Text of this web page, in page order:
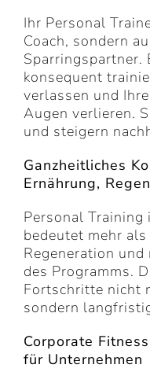
Ihr Personal
Coach, sondern
Sparringspartner.
konsequent
verlassen und
Augen verlieren.
und steigern
Ganzheitliches
Ernährung,
Personal Training
bedeutet mehr
Regeneration
des Programms.
Fortschritte nicht
sondern
Corporate
für Unternehmen